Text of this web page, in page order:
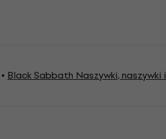
Black Sabbath Naszywki, naszywki